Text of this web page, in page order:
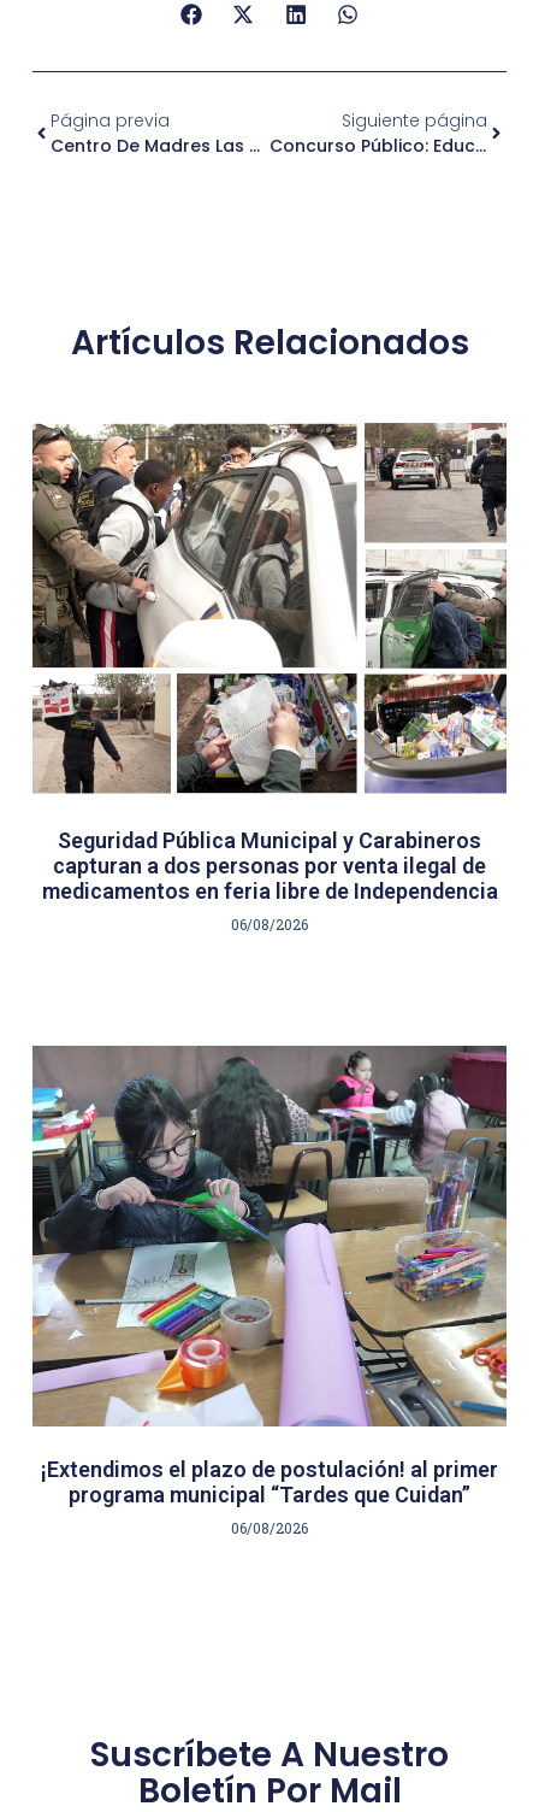
Página previa
Centro De Madres Las Mariposas
Siguiente página
Concurso Público: Educadora Trato Directo
Artículos Relacionados
Seguridad Pública Municipal y Carabineros
capturan a dos personas por venta ilegal de
medicamentos en feria libre de Independencia
06/08/2026
¡Extendimos el plazo de postulación! al primer
programa municipal “Tardes que Cuidan”
06/08/2026
Suscríbete A Nuestro
Boletín Por Mail